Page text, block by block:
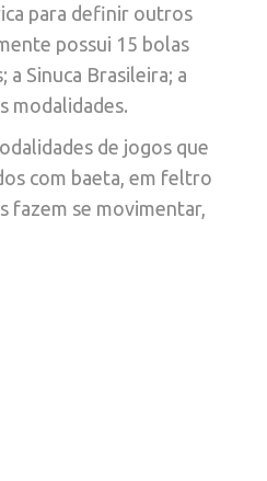
para definir outros
possui 15 bolas
Sinuca Brasileira; a
modalidades.
de jogos que
com baeta, em feltro
fazem se movimentar,